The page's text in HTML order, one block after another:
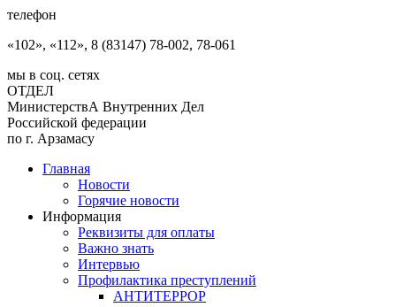
телефон
«102», «112», 8 (83147) 78-002, 78-061
мы в соц. сетях
ОТДЕЛ
МинистерствА Внутренних Дел
Российской федерации
по г. Арзамасу
Главная
Новости
Горячие новости
Информация
Реквизиты для оплаты
Важно знать
Интервью
Профилактика преступлений
АНТИТЕРРОР